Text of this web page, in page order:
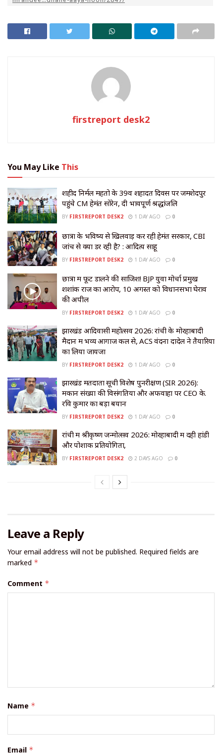
firstreport desk2
You May Like This
शहीद निर्मल महतो के 39वें शहादत दिवस पर जमशेदपुर
पहुंचे CM हेमंत सोरेन, दी भावपूर्ण श्रद्धांजलि
BY FIRSTREPORT DESK2 1 DAY AGO 0
छात्रों के भविष्य से खिलवाड़ कर रही हेमंत सरकार, CBI
जांच से क्यों डर रही है? : आदित्य साहू
BY FIRSTREPORT DESK2 1 DAY AGO 0
छात्रों में फूट डालने की साजिश! BJP युवा मोर्चा प्रमुख
शशांक राज का आरोप, 10 अगस्त को विधानसभा घेराव
की अपील
BY FIRSTREPORT DESK2 1 DAY AGO 0
झारखंड आदिवासी महोत्सव 2026: रांची के मोरहाबादी
मैदान में भव्य आगाज कल से, ACS वंदना दादेल ने तैयारियों
का लिया जायजा
BY FIRSTREPORT DESK2 1 DAY AGO 0
झारखंड मतदाता सूची विशेष पुनरीक्षण (SIR 2026):
मकान संख्या की विसंगतियों और अफवाहों पर CEO के.
रवि कुमार का बड़ा बयान
BY FIRSTREPORT DESK2 1 DAY AGO 0
रांची में श्रीकृष्ण जन्मोत्सव 2026: मोरहाबादी में दही हांडी
और पोशाक प्रतियोगिता,
BY FIRSTREPORT DESK2 2 DAYS AGO 0
Leave a Reply
Your email address will not be published. Required fields are
marked *
Comment *
Name *
Email *